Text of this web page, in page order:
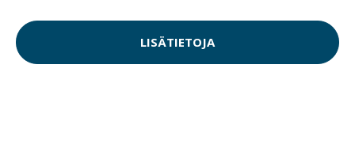
LISÄTIETOJA